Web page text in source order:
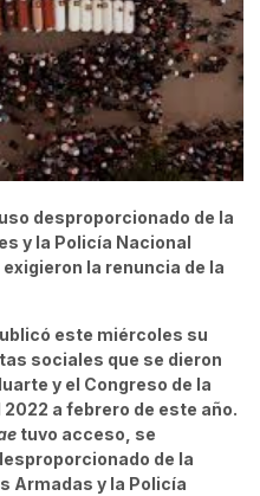
desproporcionado de la
y la Policía Nacional
la renuncia de la
este miércoles su
sociales que se dieron
y el Congreso de la
a febrero de este año.
tuvo acceso, se
de la
Armadas y la Policía